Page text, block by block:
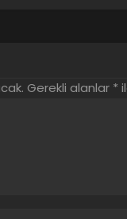
Gerekli alanlar *